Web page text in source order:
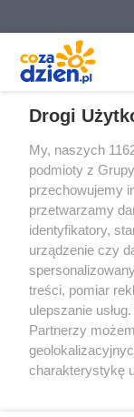
Prywatność
Drogi
My, naszych
podmioty z
przechowujemy
przetwarzamy
identyfikatory,
urządzenie czy
treści, pomiar
ulepszanie
Partnerzy
charakterystykę